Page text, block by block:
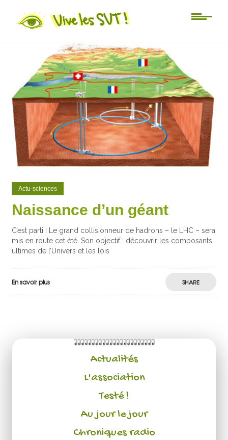
Actu-sciences
Naissance d’un géant
C’est parti ! Le grand collisionneur de hadrons – le LHC – sera
mis en route cet été. Son objectif : découvrir les composants
ultimes de l’Univers et les lois
En savoir plus SHARE
Actualités
L'association
Testé !
Au jour le jour
Chroniques radio